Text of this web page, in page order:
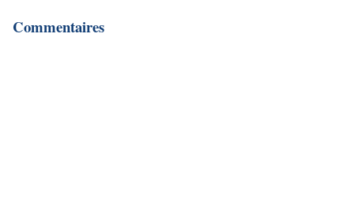
Commentaires